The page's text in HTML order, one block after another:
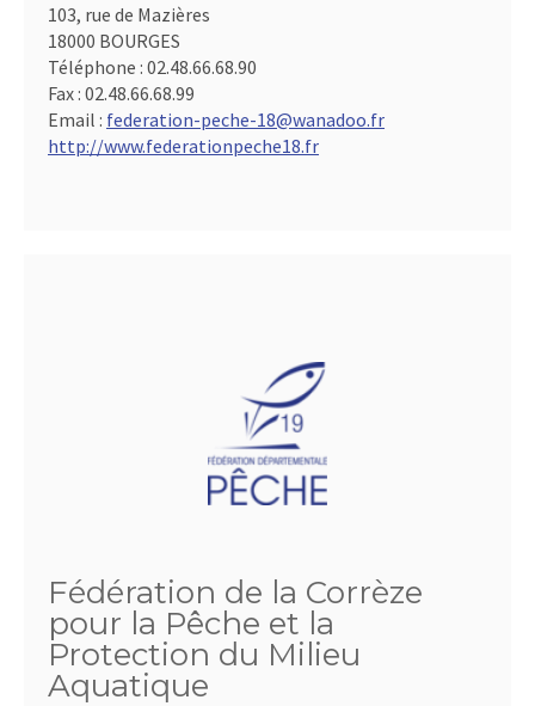
103, rue de Mazières
18000 BOURGES
Téléphone : 02.48.66.68.90
Fax : 02.48.66.68.99
Email : federation-peche-18@wanadoo.fr
http://www.federationpeche18.fr
Fédération de la Corrèze
pour la Pêche et la
Protection du Milieu
Aquatique